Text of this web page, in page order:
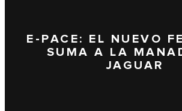
E‑PACE: EL NUEVO
SUMA A LA
JAGUAR